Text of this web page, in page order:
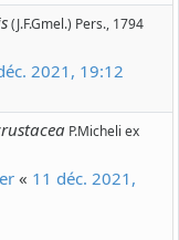
(J.F.Gmel.) Pers., 1794
2021, 19:12
P.Micheli ex
« 11 déc. 2021,